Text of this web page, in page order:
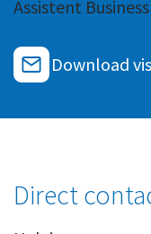
Werken bij
Veilig bestanden
Strategie en
Ons team
Werken-bij
Bedrijfsgeschiedenis
Assistent
Download
Direct